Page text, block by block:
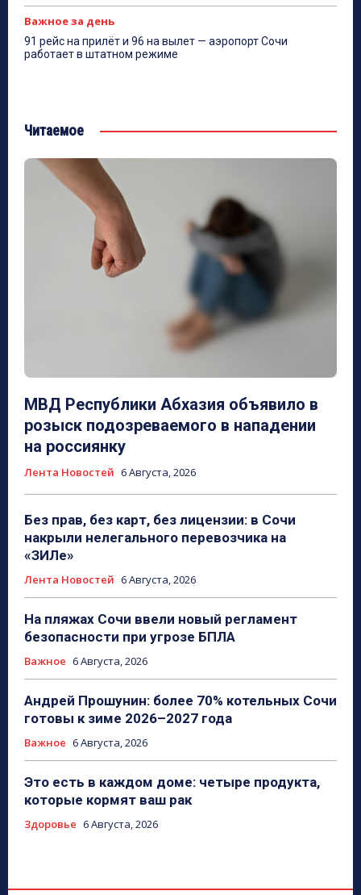
Важное за день
91 рейс на прилёт и 96 на вылет — аэропорт Сочи
работает в штатном режиме
Читаемое
МВД Республики Абхазия объявило в
розыск подозреваемого в нападении
на россиянку
Лента Новостей 6 Августа, 2026
Без прав, без карт, без лицензии: в Сочи
накрыли нелегального перевозчика на
«ЗИЛе»
Лента Новостей 6 Августа, 2026
На пляжах Сочи ввели новый регламент
безопасности при угрозе БПЛА
Важное 6 Августа, 2026
Андрей Прошунин: более 70% котельных Сочи
готовы к зиме 2026–2027 года
Важное 6 Августа, 2026
Это есть в каждом доме: четыре продукта,
которые кормят ваш рак
Здоровье 6 Августа, 2026